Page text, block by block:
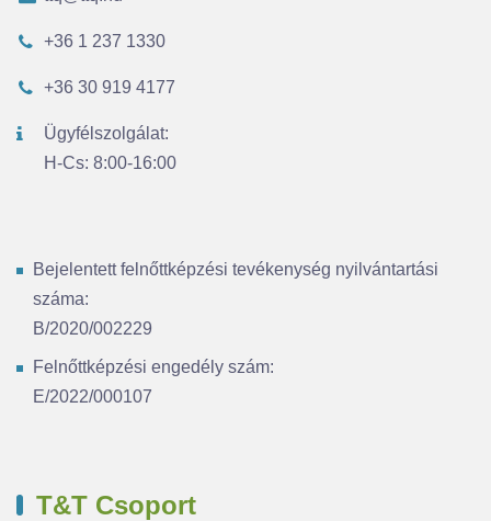
+36 1 237 1330
+36 30 919 4177
Ügyfélszolgálat:
H-Cs: 8:00-16:00
Bejelentett felnőttképzési tevékenység nyilvántartási
száma:
B/2020/002229
Felnőttképzési engedély szám:
E/2022/000107
T&T Csoport